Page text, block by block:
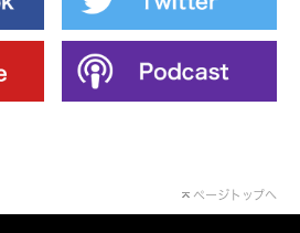
ページトップへ